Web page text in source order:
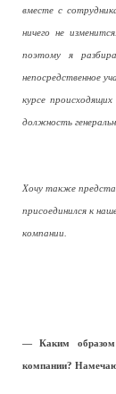
вместе с
ничего не
поэтому я
непосредственное
курсе
должность
Хочу также
присоединился к
компании.
— Каким образом
компании?